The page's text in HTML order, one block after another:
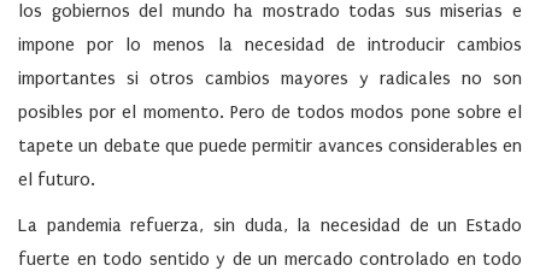
los gobiernos del mundo ha mostrado todas sus miserias e
impone por lo menos la necesidad de introducir cambios
importantes si otros cambios mayores y radicales no son
posibles por el momento. Pero de todos modos pone sobre el
tapete un debate que puede permitir avances considerables en
el futuro.
La pandemia refuerza, sin duda, la necesidad de un Estado
fuerte en todo sentido y de un mercado controlado en todo